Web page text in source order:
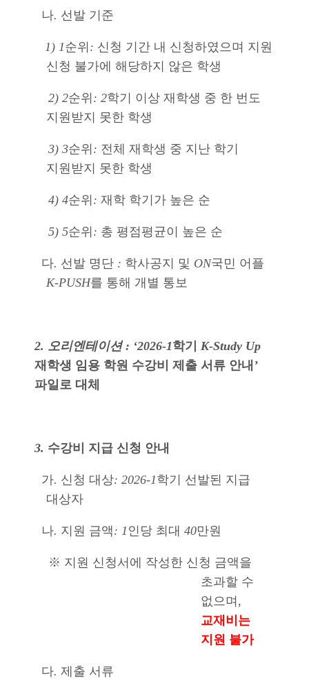
나. 선발 기준
1) 1순위 : 신청 기간 내 신청하였으며 지원
신청 불가에 해당하지 않은 학생
2) 2순위 : 2학기 이상 재학생 중 한 번도
지원받지 못한 학생
3) 3순위 : 전체 재학생 중 지난 학기
지원받지 못한 학생
4) 4순위 : 재학 학기가 높은 순
5) 5순위 : 총 평점평균이 높은 순
다. 선발 명단 : 학사공지 및 ON국민 어플
K-PUSH를 통해 개별 통보
2. 오리엔테이션 : ‘2026-1학기 K-Study Up
재학생 임용 학원 수강비 제출 서류 안내 ’
파일로 대체
3. 수강비 지급 신청 안내
가. 신청 대상: 2026-1학기 선발된 지급
대상자
나. 지원 금액: 1 인당 최대 40만원
※ 지원 신청서에 작성한 신청 금액을
초과할 수
없으며 ,
교재비는
지원 불가
다. 제출 서류